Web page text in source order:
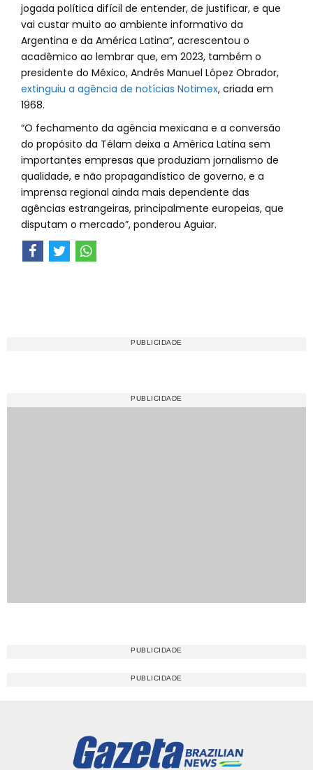
jogada política difícil de entender, de justificar, e que
vai custar muito ao ambiente informativo da
Argentina e da América Latina”, acrescentou o
acadêmico ao lembrar que, em 2023, também o
presidente do México, Andrés Manuel López Obrador,
extinguiu a agência de notícias Notimex, criada em
1968.
“O fechamento da agência mexicana e a conversão
do propósito da Télam deixa a América Latina sem
importantes empresas que produziam jornalismo de
qualidade, e não propagandístico de governo, e a
imprensa regional ainda mais dependente das
agências estrangeiras, principalmente europeias, que
disputam o mercado”, ponderou Aguiar.